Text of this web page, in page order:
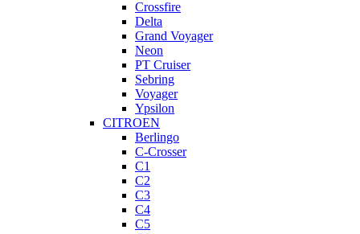
Crossfire
Delta
Grand Voyager
Neon
PT Cruiser
Sebring
Voyager
Ypsilon
CITROEN
Berlingo
C-Crosser
C1
C2
C3
C4
C5